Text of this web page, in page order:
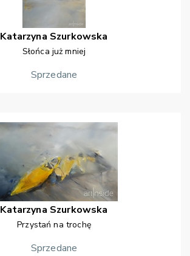
Katarzyna Szurkowska
Słońca już mniej
Sprzedane
Katarzyna Szurkowska
Przystań na trochę
Sprzedane